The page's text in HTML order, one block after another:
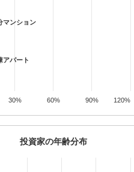
マンション
アパート
30% 60% 90% 120%
投資家の年齢分布